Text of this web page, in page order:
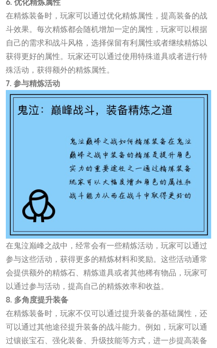
6. 优化精炼属性
在精炼装备时，玩家可以通过优化精炼属性，提高装备的战
斗效果。每次精炼都会随机增加一定的属性，玩家可以根据
自己的需求和战斗风格，选择保留有利属性或者继续精炼以
获得更好的属性。玩家还可以通过使用特殊道具或者进行特
殊活动，获得额外的精炼属性。
7. 参与精炼活动
在鬼泣巅峰之战中，经常会有一些精炼活动，玩家可以通过
参与这些活动，获得更多的精炼材料和奖励。这些活动通常
会提供额外的精炼石、精炼道具或者其他稀有物品，玩家可
以通过参与活动，提高自己的精炼效率和收益。
8. 多角度提升装备
在精炼装备时，玩家不仅可以通过提升装备的基础属性，还
可以通过其他途径提升装备的战斗能力。例如，玩家可以通
过镶嵌宝石、强化装备、升级技能等方式，进一步提高装备